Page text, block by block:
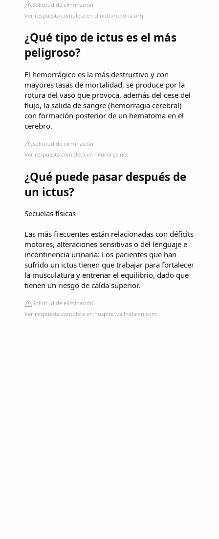
Solicitud de eliminación
Ver respuesta completa en clinicbarcelona.org
¿Qué tipo de ictus es el más
peligroso?
El hemorrágico es la más destructivo y con
mayores tasas de mortalidad, se produce por la
rotura del vaso que provoca, además del cese del
flujo, la salida de sangre (hemorragia cerebral)
con formación posterior de un hematoma en el
cerebro.
Solicitud de eliminación
Ver respuesta completa en neurorgs.net
¿Qué puede pasar después de
un ictus?
Secuelas físicas
Las más frecuentes están relacionadas con déficits
motores, alteraciones sensitivas o del lenguaje e
incontinencia urinaria: Los pacientes que han
sufrido un ictus tienen que trabajar para fortalecer
la musculatura y entrenar el equilibrio, dado que
tienen un riesgo de caída superior.
Solicitud de eliminación
Ver respuesta completa en hospital.vallhebron.com